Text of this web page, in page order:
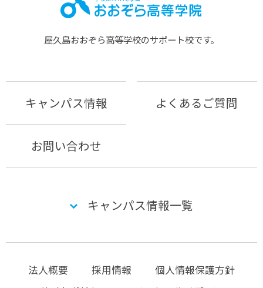
屋久島おおぞら⾼等学校のサポート校です。
キャンパス情報 よくあるご質問
お問い合わせ
キャンパス情報一覧
法人概要 採用情報
個人情報保護方針